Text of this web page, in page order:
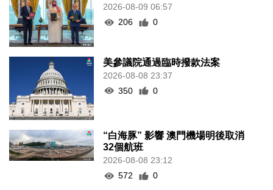
2026-08-09 06:57
206
0
美參議院通過臨時撥款法案
2026-08-08 23:37
350
0
“白海豚” 影響 澳門機場明後取消
32個航班
2026-08-08 23:12
572
0